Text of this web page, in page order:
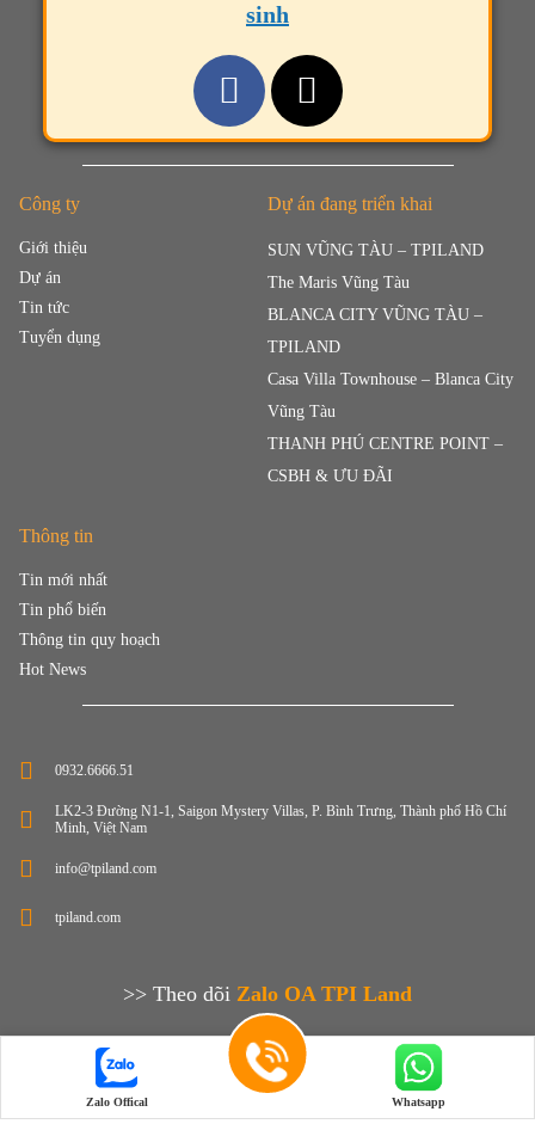
sinh
Công ty
Giới thiệu
Dự án
Tin tức
Tuyển dụng
Dự án đang triển khai
SUN VŨNG TÀU – TPILAND
The Maris Vũng Tàu
BLANCA CITY VŨNG TÀU –
TPILAND
Casa Villa Townhouse – Blanca City
Vũng Tàu
THANH PHÚ CENTRE POINT –
CSBH & ƯU ĐÃI
Thông tin
Tin mới nhất
Tin phổ biến
Thông tin quy hoạch
Hot News
0932.6666.51
LK2-3 Đường N1-1, Saigon Mystery Villas, P. Bình Trưng, Thành phố Hồ Chí
Minh, Việt Nam
info@tpiland.com
tpiland.com
>> Theo dõi Zalo OA TPI Land
Zalo Offical Whatsapp